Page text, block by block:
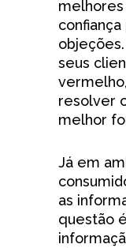
seus
resolver
melhor
Já em
as
questão